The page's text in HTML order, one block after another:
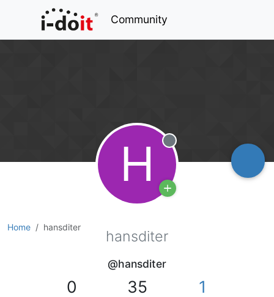
Community
H Offline
Home hansditer
hansditer
@hansditer
0 35 1